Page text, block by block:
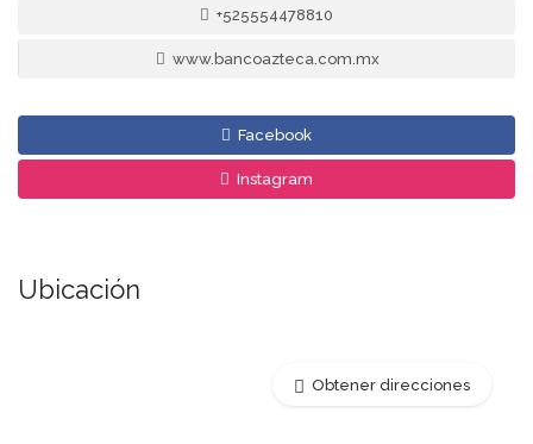
+525554478810
www.bancoazteca.com.mx
Facebook
Instagram
Ubicación
Obtener direcciones